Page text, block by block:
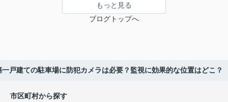
もっと見る
ブログトップへ
一戸建ての駐車場に防犯カメラは必要？監視に効果的な位置はどこ？
市区町村から探す